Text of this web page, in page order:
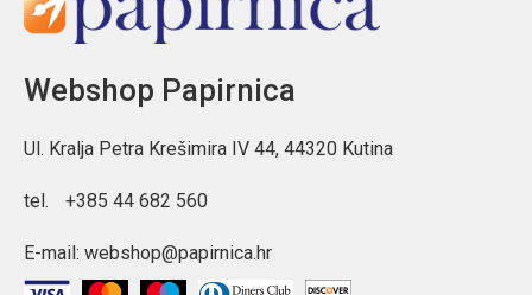
Webshop Papirnica
Ul. Kralja Petra Krešimira IV 44, 44320 Kutina
tel. +385 44 682 560
E-mail: webshop@papirnica.hr